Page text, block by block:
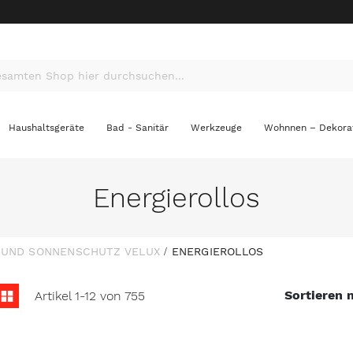
Haushaltsgeräte Bad - Sanitär Werkzeuge Wohnnen –
Energierollos
SONNENSCHUTZ VELUX ENERGIEROLLOS
ListeArtikel1-12 von755 Sortieren